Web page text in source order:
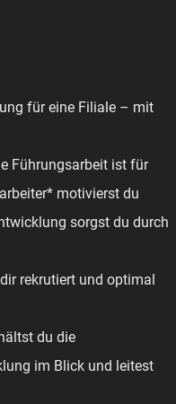
für eine Filiale – mit
Führungsarbeit ist für
motivierst du
sorgst du durch
rekrutiert und optimal
du die
im Blick und leitest